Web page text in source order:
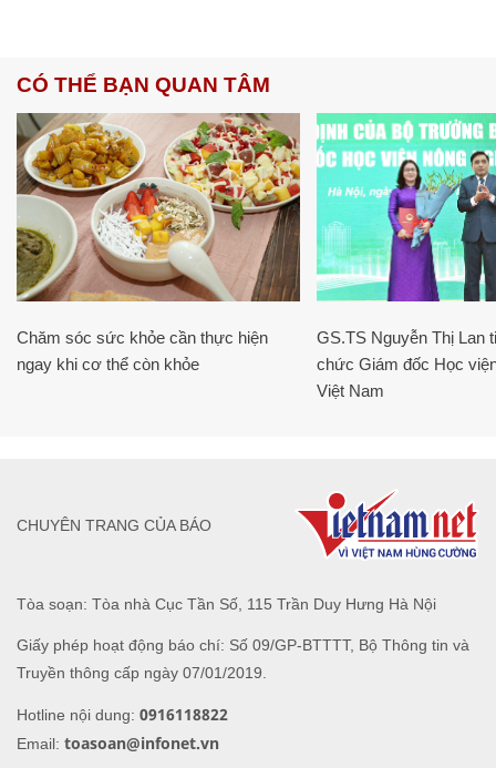
CÓ THỂ BẠN QUAN TÂM
Chăm sóc sức khỏe cần thực hiện
ngay khi cơ thể còn khỏe
GS.TS Nguyễn Thị Lan
chức Giám đốc Học
Việt Nam
Tòa soạn: Tòa nhà Cục Tần Số, 115 Trần Duy Hưng Hà Nội
Giấy phép hoạt động báo chí: Số 09/GP-BTTTT, Bộ Thông tin và
Truyền thông cấp ngày 07/01/2019.
Hotline nội dung: 0916118822
Email: toasoan@infonet.vn
CHUYÊN TRANG CỦA BÁO